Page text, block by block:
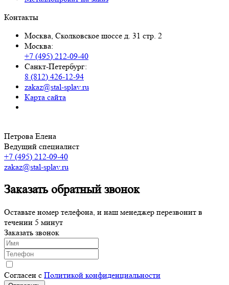
Контакты
Москва, Сколковское шоссе д. 31 стр. 2
Москва:
+7 (495) 212-09-40
Санкт-Петербург:
8 (812) 426-12-94
zakaz@stal-splav.ru
Карта сайта
Петрова Елена
Ведущий специалист
+7 (495) 212-09-40
zakaz@stal-splav.ru
Заказать обратный звонок
Оставьте номер телефона, и наш менеджер перезвонит в
течении 5 минут
Заказать звонок
Согласен с Политикой конфиденциальности